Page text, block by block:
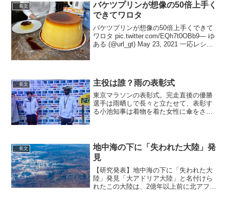
長文
バケツプリンが想像の50倍上手く
できてワロタ
バケツプリンが想像の50倍上手くできて
ワロタ pic.twitter.com/EQh7t0OBb9— ゆ
ある (@url_gt) May 23, 2021 一応レシピ
長文 主役は誰？雨の表彰式
東京マラソンの表彰式。完走直後の優勝
選手は雨晒しで長々と立たせて、表彰す
る小池知事は着物を着た女性に傘をささ
ないなぁ…と思った。 pi...
長文
地中海の下に「失われた大陸」発
見
【研究発表】地中海の下に「失われた大
陸」発見「大アドリア大陸」と名付けら
れたこの大陸は、2億年以上前に北アフリ